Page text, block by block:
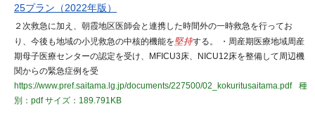
25プラン（2022年版）
２次救急に加え、朝霞地区医師会と連携した時間外の一時救急を行ってお
り、今後も地域の小児救急の中核的機能を堅持する。 ・周産期医療地域周産
期母子医療センターの認定を受け、MFICU3床、NICU12床を整備して周辺機
関からの緊急症例を受
https://www.pref.saitama.lg.jp/documents/227500/02_kokuritusaitama.pdf
種
別：pdfサイズ：189.791KB